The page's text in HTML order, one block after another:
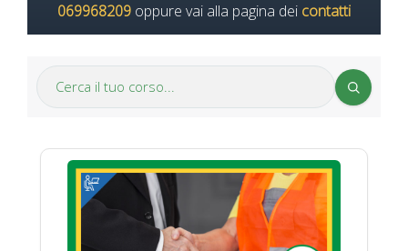
069968209 oppure vai alla pagina dei contatti